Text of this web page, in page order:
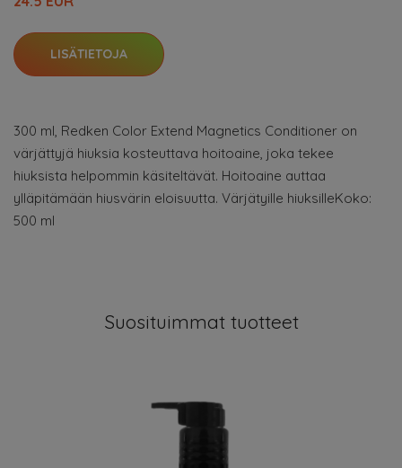
LISÄTIETOJA
300 ml, Redken Color Extend Magnetics Conditioner on
värjättyjä hiuksia kosteuttava hoitoaine, joka tekee
hiuksista helpommin käsiteltävät. Hoitoaine auttaa
ylläpitämään hiusvärin eloisuutta. Värjätyille hiuksilleKoko:
500 ml
Suosituimmat tuotteet